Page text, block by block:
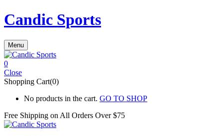
Candic Sports
Menu
0
Close
Shopping Cart(0)
No products in the cart. GO TO SHOP
Free Shipping on All Orders Over $75